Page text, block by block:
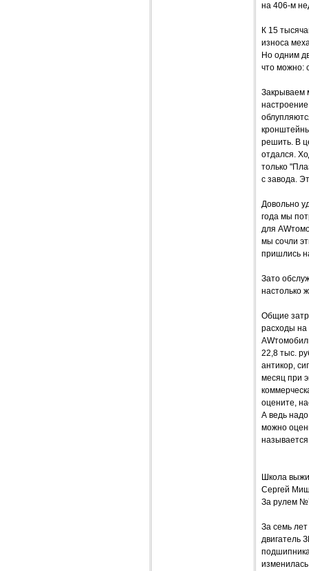
на 406-м
К 15
износа
Но одним
что можно:
Закрываем
решить. В
отдался.
только
с завода.
Довольно
года мы
для
мы сочли
пришлись
Зато
настолько
Общие
расходы на
22,8 тыс.
антикор,
месяц при
оцените,
А ведь
можно
Школа
Сергей
За рулем
За семь
двигатель